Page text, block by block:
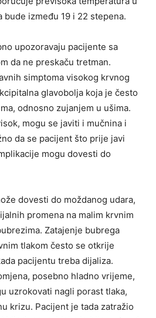
između 19 i 22 stepena.
upozoravaju pacijente sa
da ne preskaču tretman.
simptoma visokog krvnog
glavobolja koja je često
odnosno zujanjem u ušima.
mogu se javiti i mučnina i
da se pacijent što prije javi
mogu dovesti do
dovesti do moždanog udara,
promena na malim krvnim
Zatajenje bubrega
tlakom često se otkrije
pacijentu treba dijaliza.
posebno hladno vrijeme,
uzrokovati nagli porast tlaka,
krizu. Pacijent je tada zatražio